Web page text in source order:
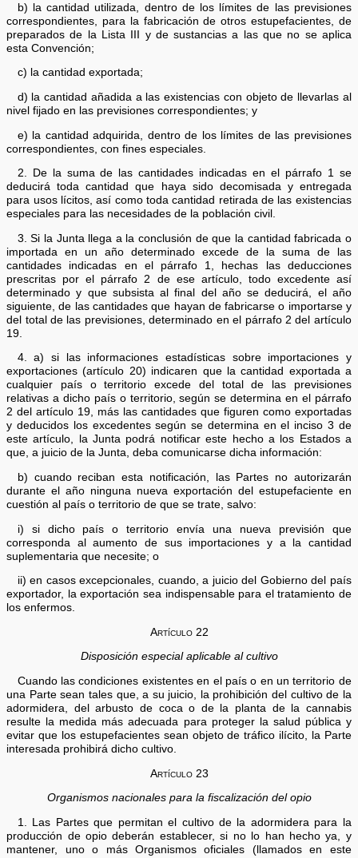
b) la cantidad utilizada, dentro de los límites de las previsiones
correspondientes, para la fabricación de otros estupefacientes, de
preparados de la Lista III y de sustancias a las que no se aplica
esta Convención;
c) la cantidad exportada;
d) la cantidad añadida a las existencias con objeto de llevarlas al
nivel fijado en las previsiones correspondientes; y
e) la cantidad adquirida, dentro de los límites de las previsiones
correspondientes, con fines especiales.
2. De la suma de las cantidades indicadas en el párrafo 1 se
deducirá toda cantidad que haya sido decomisada y entregada
para usos lícitos, así como toda cantidad retirada de las existencias
especiales para las necesidades de la población civil.
3. Si la Junta llega a la conclusión de que la cantidad fabricada o
importada en un año determinado excede de la suma de las
cantidades indicadas en el párrafo 1, hechas las deducciones
prescritas por el párrafo 2 de ese artículo, todo excedente así
determinado y que subsista al final del año se deducirá, el año
siguiente, de las cantidades que hayan de fabricarse o importarse y
del total de las previsiones, determinado en el párrafo 2 del artículo
19.
4. a) si las informaciones estadísticas sobre importaciones y
exportaciones (artículo 20) indicaren que la cantidad exportada a
cualquier país o territorio excede del total de las previsiones
relativas a dicho país o territorio, según se determina en el párrafo
2 del artículo 19, más las cantidades que figuren como exportadas
y deducidos los excedentes según se determina en el inciso 3 de
este artículo, la Junta podrá notificar este hecho a los Estados a
que, a juicio de la Junta, deba comunicarse dicha información:
b) cuando reciban esta notificación, las Partes no autorizarán
durante el año ninguna nueva exportación del estupefaciente en
cuestión al país o territorio de que se trate, salvo:
i) si dicho país o territorio envía una nueva previsión que
corresponda al aumento de sus importaciones y a la cantidad
suplementaria que necesite; o
ii) en casos excepcionales, cuando, a juicio del Gobierno del país
exportador, la exportación sea indispensable para el tratamiento de
los enfermos.
Artículo 22
Disposición especial aplicable al cultivo
Cuando las condiciones existentes en el país o en un territorio de
una Parte sean tales que, a su juicio, la prohibición del cultivo de la
adormidera, del arbusto de coca o de la planta de la cannabis
resulte la medida más adecuada para proteger la salud pública y
evitar que los estupefacientes sean objeto de tráfico ilícito, la Parte
interesada prohibirá dicho cultivo.
Artículo 23
Organismos nacionales para la fiscalización del opio
1. Las Partes que permitan el cultivo de la adormidera para la
producción de opio deberán establecer, si no lo han hecho ya, y
mantener, uno o más Organismos oficiales (llamados en este